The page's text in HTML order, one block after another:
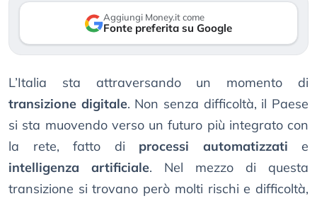
Aggiungi Money.it come
Fonte preferita su Google
L’Italia sta attraversando un momento di
transizione digitale. Non senza difficoltà, il Paese
si sta muovendo verso un futuro più integrato con
la rete, fatto di processi automatizzati e
intelligenza artificiale. Nel mezzo di questa
transizione si trovano però molti rischi e difficoltà,